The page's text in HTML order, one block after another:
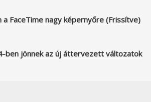
a FaceTime nagy képernyőre (Frissítve)
ben jönnek az új áttervezett változatok